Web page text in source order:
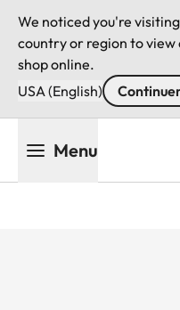
We noticed you're
country or region to
shop online.
USA (English)
Menu